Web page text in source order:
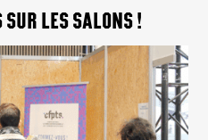
LES SALONS !